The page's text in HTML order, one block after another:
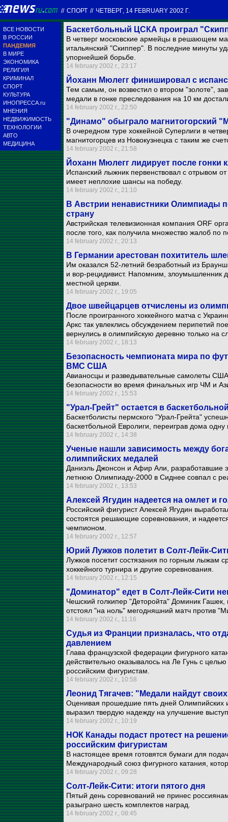
// СПОРТ // ЧЕТВЕРГ, 14 FEBRUARY 2002 Г.
ВСЕ НОВОСТИ
В РОССИИ
ПАНДЕМИЯ
В МИРЕ
ЭКОНОМИКА
РЕЛИГИЯ
КРИМИНАЛ
СПОРТ
КУЛЬТУРА
ИНОПРЕССА.ru
МНЕНИЯ
НЕДВИЖИМОСТЬ
ТЕХНОЛОГИИ
АВТО
МЕДИЦИНА
Баскетбольный ЦСКА проиграл
В четверг московские армейцы в решающем
итальянский "Скиппер". В последние минуты
упорнейшей борьбе.
14 february 2002 г., 23:17
Йоханн Мюлегг финишировал с
Тем самым, он возвестил о втором "золоте",
медали в гонке преследования на 10 км
14 february 2002 г., 22:50
"Динамо" обыграло магнитогорский
В очередном туре хоккейной Суперлиги в
магнитогорцев из Новокузнецка с таким же
14 february 2002 г., 21:58
Йоханн Мюлегг лидирует после гонки
Испанский лыжник первенствовал с отрывом
имеет неплохие шансы на победу.
14 february 2002 г., 21:10
В Австрии ненавистники Олимпиады
страну
Австрийская телевизионная компания ORF
после того, как получила множество жалоб по
14 february 2002 г., 20:13
В Германии арестован похититель
Им оказался 52-летний безработный из
и вор-рецидивист. Напомним, злоумышленник
местной церкви.
14 february 2002 г., 19:05
Двое швейцарцев отчислены из
После проигранного хоккейного матча с
Аркс так увлеклись обсуждением перипетий
вернулись в олимпийскую деревню только на
14 february 2002 г., 18:13
Безопасность чемпионата мира по
ВМС США
Авианосцы и разведывательные самолеты США
безопасности во время финальных игр ЧМ и
14 february 2002 г., 15:53
"Урал-Грейт" остается в
Баскетболисты пермского "Урал-Грейта"
баскетбольной Евролиги, переиграв дома
14 february 2002 г., 14:38
Ученые нашли зависимость между
олимпийских медалей
Даниэль Джонсон и Афир Али, разработавшие
летнюю Олимпиаду-2000 в Сиднее совпал с
14 february 2002 г., 13:53
Алексей Ягудин надеется на омлет и
Российский фигурист Алексей Ягудин
состоятся решающие соревнования, и
чемпионом.
14 february 2002 г., 12:57
Юрий Лужков полетит в Солт-Лейк-
Лужков посетит состязания по горным лыжам
хоккейного турнира и другие соревнования.
14 february 2002 г., 12:15
"Доминатор" едет в Солт-Лейк-Сити
Чешский голкипер "Деторойта" Доминик
отстоял "на ноль" мегодняшний матч против
14 february 2002 г., 11:16
Судья из Франции призналась, что
давлением
Глава французской федерации фигурного
действительно оказывалось на Ле Гунь с
российским фигуристам.
14 february 2002 г., 10:58
Леонид Тягачев: "Медали найдут
Оценивая прошедшие пять дней Олимпийских
выразил твердую надежду на улучшение
14 february 2002 г., 10:19
НОК Канады подаст протест на
российским фигуристам
В настоящее время готовятся бумаги для
Международный союз фигурного катания,
14 february 2002 г., 09:28
Солт-Лейк-Сити: итоги пятого дня
Пятый день соревнований не принес
разыграно шесть комплектов наград.
14 february 2002 г., 08:45